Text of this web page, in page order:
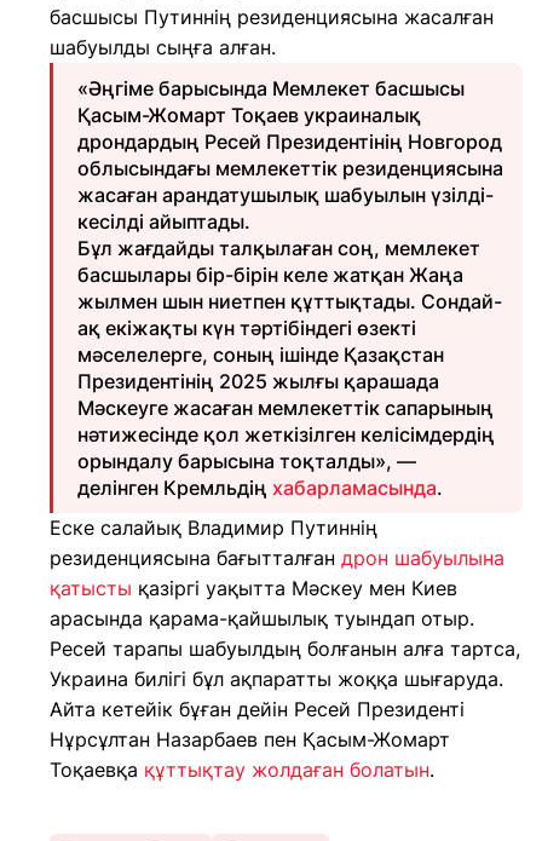
басшысы Путиннің резиденциясына жасалған
шабуылды сыңға алған.
«Әңгіме барысында Мемлекет басшысы
Қасым-Жомарт Тоқаев украиналық
дрондардың Ресей Президентінің Новгород
облысындағы мемлекеттік резиденциясына
жасаған арандатушылық шабуылын үзілді-
кесілді айыптады.
Бұл жағдайды талқылаған соң, мемлекет
басшылары бір-бірін келе жатқан Жаңа
жылмен шын ниетпен құттықтады. Сондай-
ақ екіжақты күн тәртібіндегі өзекті
мәселелерге, соның ішінде Қазақстан
Президентінің 2025 жылғы қарашада
Мәскеуге жасаған мемлекеттік сапарының
нәтижесінде қол жеткізілген келісімдердің
орындалу барысына тоқталды», —
делінген Кремльдің хабарламасында.
Еске салайық Владимир Путиннің
резиденциясына бағытталған дрон шабуылына
қатысты қазіргі уақытта Мәскеу мен Киев
арасында қарама-қайшылық туындап отыр.
Ресей тарапы шабуылдың болғанын алға тартса,
Украина билігі бұл ақпаратты жоққа шығаруда.
Айта кетейік бұған дейін Ресей Президенті
Нұрсұлтан Назарбаев пен Қасым-Жомарт
Тоқаевқа құттықтау жолдаған болатын.